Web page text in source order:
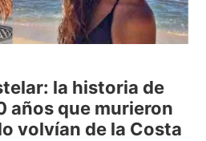
la historia de
años que murieron
volvían de la Costa